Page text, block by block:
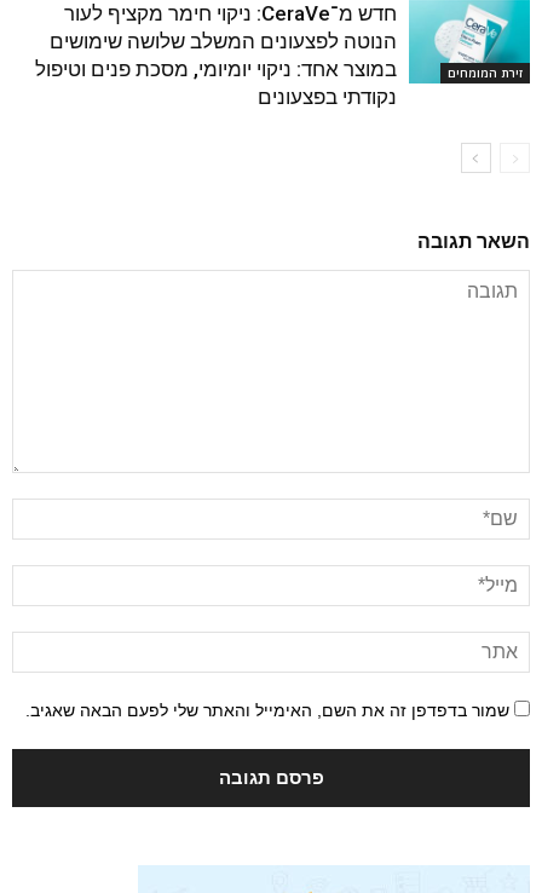
זירת המומחים
חדש מ־CeraVe: ניקוי חימר מקציף לעור
הנוטה לפצעונים המשלב שלושה שימושים
במוצר אחד: ניקוי יומיומי, מסכת פנים וטיפול
נקודתי בפצעונים
השאר תגובה
שמור בדפדפן זה את השם, האימייל והאתר שלי לפעם הבאה שאגיב.